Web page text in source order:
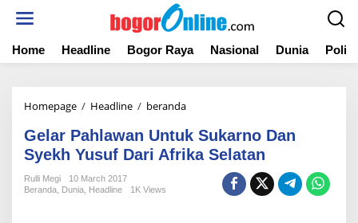
t
Home Headline Bogor Raya Nasional Dunia
Homepage / Headline / beranda
l
a
Gelar Pahlawan Untuk Sukarno Dan
Syekh Yusuf Dari Afrika Selatan
Rulli Megi
10 March 2017
Beranda Dunia Headline 1K Views